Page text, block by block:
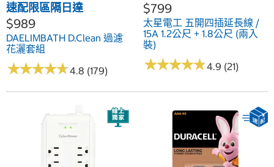
速配限區隔日達
$989
DAELIMBATH D.Clean 過濾
花灑套組
★★★★★
★★★★★4.8 (179)
$799
太星電工 五開四插延長線 /
15A 1.2公尺 + 1.8公尺 (兩入
裝)
★★★★★
★★★★★4.9 (21)